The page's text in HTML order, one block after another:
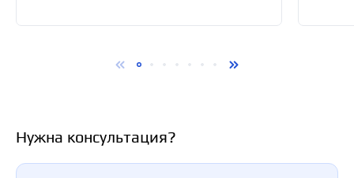
Нужна консультация?